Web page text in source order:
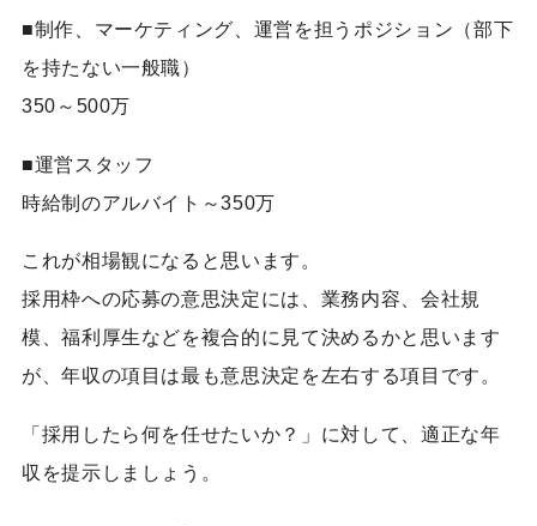
■制作、マーケティング、運営を担うポジション（部下
を持たない一般職）
350～500万
■運営スタッフ
時給制のアルバイト～350万
これが相場観になると思います。
採用枠への応募の意思決定には、業務内容、会社規
模、福利厚生などを複合的に見て決めるかと思います
が、年収の項目は最も意思決定を左右する項目です。
「採用したら何を任せたいか？」に対して、適正な年
収を提示しましょう。